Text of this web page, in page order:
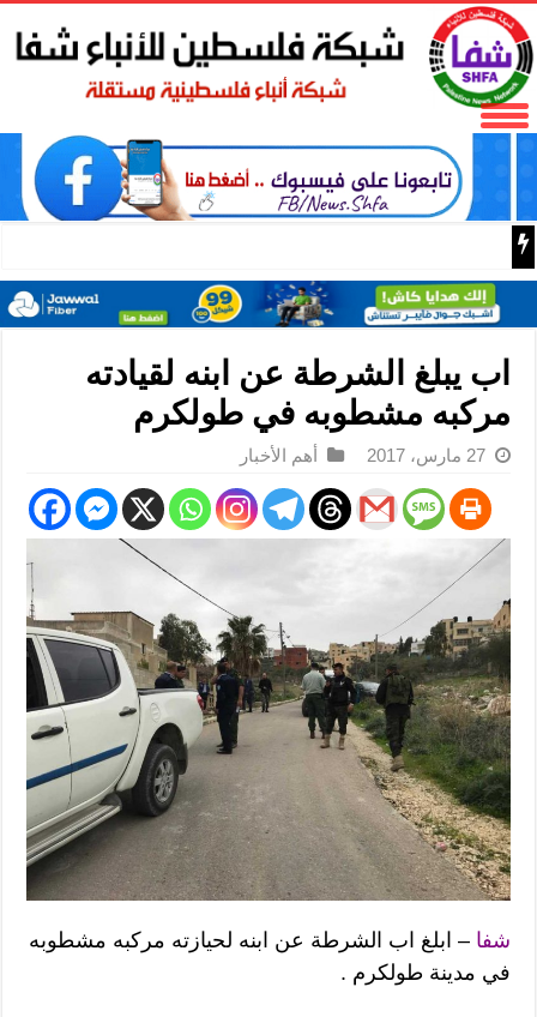
المكتب الحركي للعمال إقليم غرب غزة يختتم الدورة
اب يبلغ الشرطة عن ابنه لقيادته
مركبه مشطوبه في طولكرم
27 مارس، 2017 أهم الأخبار
شفا – ابلغ اب الشرطة عن ابنه لحيازته مركبه مشطوبه
في مدينة طولكرم .